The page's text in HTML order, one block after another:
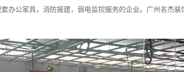
办公家具，消防报建，弱电监控服务的企业。广州名杰